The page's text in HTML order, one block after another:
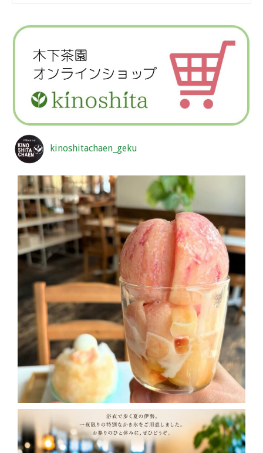
kinoshitachaen_geku